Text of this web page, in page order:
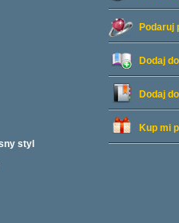
Podaruj
Dodaj
Dodaj
Kup mi
styl